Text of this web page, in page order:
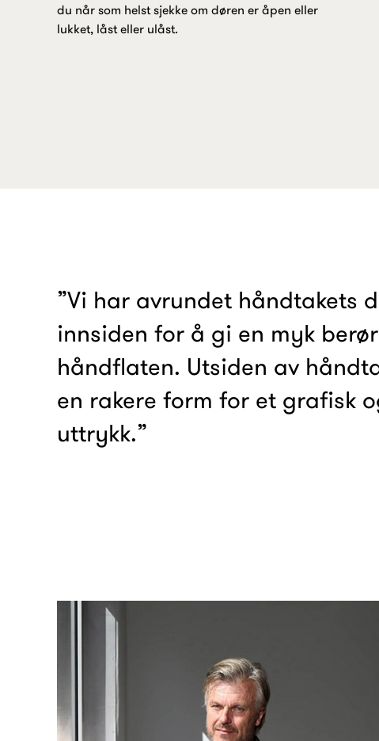
du når som helst sjekke om døren er åpen eller
lukket, låst eller ulåst.
”Vi har avrundet håndtakets
innsiden for å gi en myk
håndflaten. Utsiden av
en rakere form for et grafisk
uttrykk.”